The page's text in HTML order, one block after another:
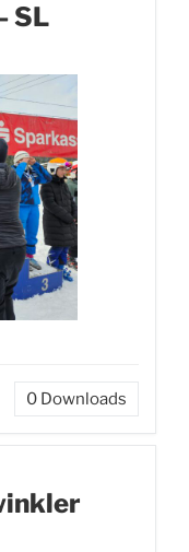
SL
0 Downloads